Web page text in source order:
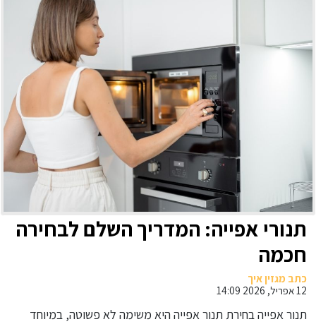
תנורי אפייה: המדריך השלם לבחירה
חכמה
כתב מגזין איך
12 אפריל, 2026 14:09
תנור אפייה בחירת תנור אפייה היא משימה לא פשוטה, במיוחד